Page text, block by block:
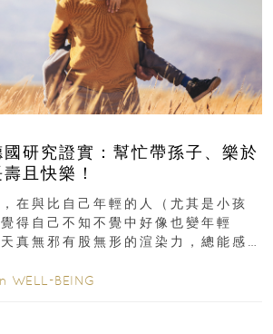
國研究證實：幫忙帶孫子、樂於
且快樂！
在與比自己年輕的人（尤其是小孩
得自己不知不覺中好像也變年輕
真無邪有股無形的渲染力，總能感
WELL-BEING